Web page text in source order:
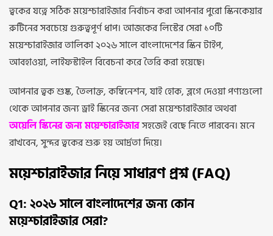
ত্বকের যত্নে সঠিক ময়েশ্চারাইজার নির্বাচন করা আপনার পুরো স্কিনকেয়ার
রুটিনের সবচেয়ে গুরুত্বপূর্ণ ধাপ। আজকের লিস্টের সেরা ১০টি
ময়েশ্চারাইজার তালিকা ২০২৬ সালে বাংলাদেশের স্কিন টাইপ,
আবহাওয়া, লাইফস্টাইল বিবেচনা করে তৈরি করা হয়েছে।
আপনার ত্বক শুষ্ক, তৈলাক্ত, কম্বিনেশন, যাই হোক, ব্লগে দেওয়া পণ্যগুলো
থেকে আপনার জন্য ড্রাই স্কিনের জন্য সেরা ময়েশ্চারাইজার অথবা
অয়েলি স্কিনের জন্য ময়েশ্চারাইজারসহজেই বেছে নিতে পারবেন। মনে
রাখবেন, সুন্দর ত্বকের শুরু হয় আর্দ্রতা দিয়ে।
ময়েশ্চারাইজার নিয়ে সাধারণ প্রশ্ন (FAQ)
Q1: ২০২৬ সালে বাংলাদেশের জন্য কোন
ময়েশ্চারাইজার সেরা?